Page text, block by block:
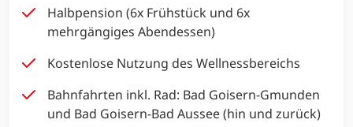
Halbpension (6x Frühstück und 6x
mehrgängiges Abendessen)
Kostenlose Nutzung des Wellnessbereichs
Bahnfahrten inkl. Rad: Bad Goisern-Gmunden
und Bad Goisern-Bad Aussee (hin und zurück)